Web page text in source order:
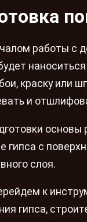
работы с
краску или
и
основы
гипса с
слоя.
к
гипса,